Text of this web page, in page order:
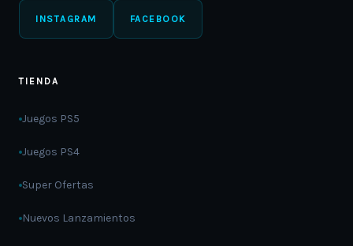
INSTAGRAM FACEBOOK
TIENDA
Juegos PS5
Juegos PS4
Super Ofertas
Nuevos Lanzamientos